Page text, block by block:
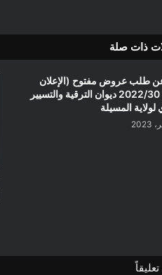
ذات صلة
طلب عروض مفتوح (الإعلان
الثاني) 2022/30 ديوان الترقية والتسيير
لولاية المسيلة